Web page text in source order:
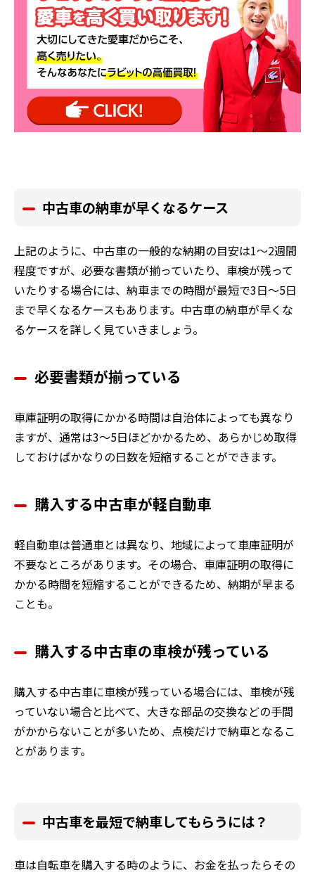
中古車の納車が早くなるケース
上記のように、中古車の一般的な納期の目安は1〜2週間
程度ですが、必要な書類が揃っていたり、車検が残って
いたりする場合には、納車までの時間が最短で3日〜5日
まで早くなるケースもあります。中古車の納車が早くな
るケースを詳しく見ていきましょう。
必要書類が揃っている
車庫証明の取得にかかる時間は自治体によっても異なり
ますが、通常は3〜5日ほどかかるため、あらかじめ取得
しておけばかなりの日数を短縮することができます。
購入する中古車が軽自動車
軽自動車は普通車とは異なり、地域によって車庫証明が
不要なところがあります。その場合、車庫証明の取得に
かかる時間を短縮することができるため、納期が早まる
ことも。
購入する中古車の車検が残っている
購入する中古車に車検が残っている場合には、車検が残
っていない場合と比べて、大きな部品の交換などの手間
がかからないことが多いため、点検だけで納車となるこ
とがあります。
中古車を最短で納車してもらうには？
車は自転車を購入する時のように、お金を払ったらその